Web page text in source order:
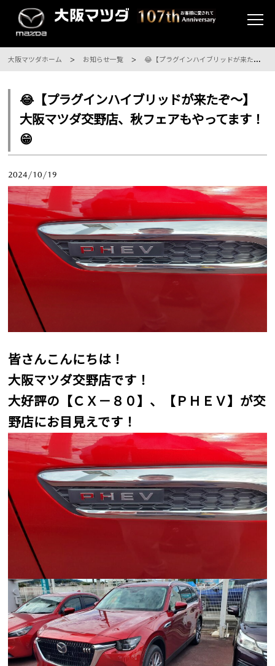
大阪マツダホーム お知らせ一覧 😂【プラグインハイブリッドが来たぞ～】大阪マツダ交野店、秋フェアもやってます！😁
😂【プラグインハイブリッドが来たぞ～】
大阪マツダ交野店、秋フェアもやってます！
😁
2024/10/19
皆さんこんにちは！
大阪マツダ交野店です！
大好評の【ＣＸ－８０】、【ＰＨＥＶ】が交
野店にお目見えです！